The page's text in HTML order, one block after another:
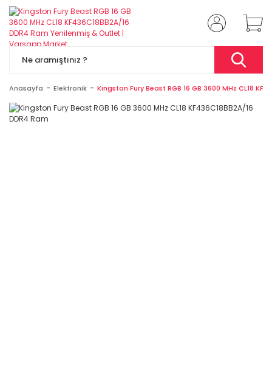
Anasayfa Elektronik Kingston Fury Beast RGB 16 GB 3600 MHz CL18